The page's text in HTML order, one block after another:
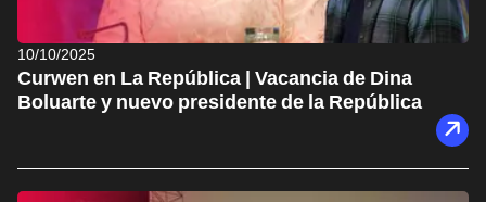
10/10/2025
Curwen en La República | Vacancia de Dina
Boluarte y nuevo presidente de la República